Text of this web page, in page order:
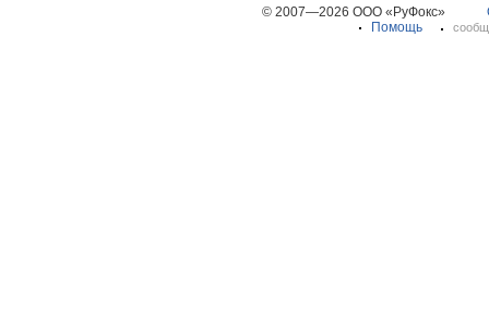
© 2007—2026 ООО «РуФокс»
Помощь